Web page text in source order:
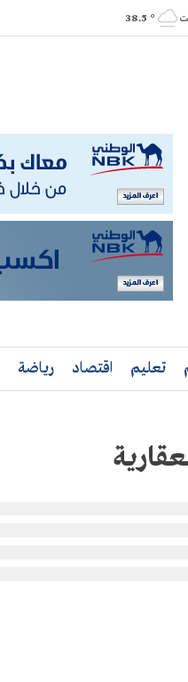
° 38.5
تعليم اقتصاد رياضة